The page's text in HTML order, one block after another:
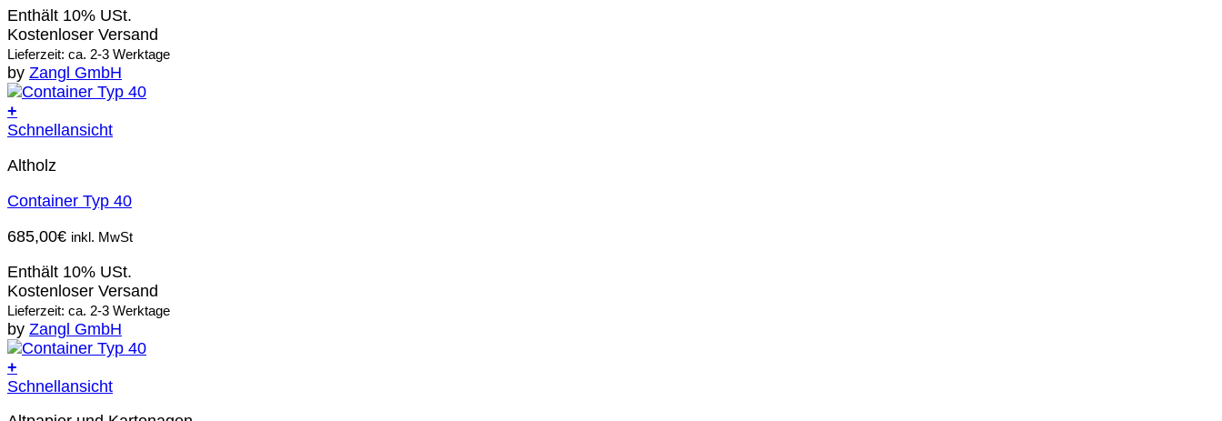
Enthält 10% USt.
Kostenloser Versand
Lieferzeit: ca. 2-3 Werktage
by Zangl GmbH
+
Schnellansicht
Altholz
Container Typ 40
685,00€ inkl. MwSt
Enthält 10% USt.
Kostenloser Versand
Lieferzeit: ca. 2-3 Werktage
by Zangl GmbH
+
Schnellansicht